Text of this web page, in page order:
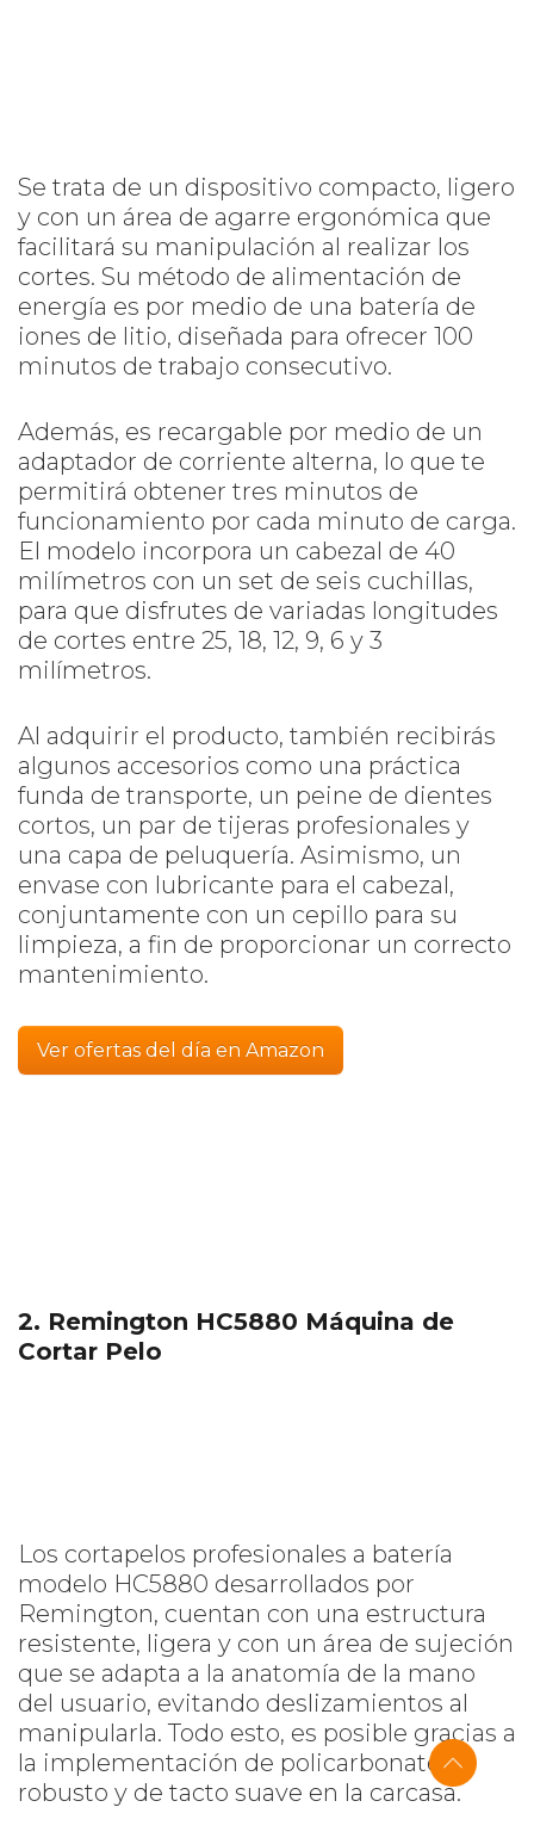
Se trata de un dispositivo compacto, ligero
y con un área de agarre ergonómica que
facilitará su manipulación al realizar los
cortes. Su método de alimentación de
energía es por medio de una batería de
iones de litio, diseñada para ofrecer 100
minutos de trabajo consecutivo.
Además, es recargable por medio de un
adaptador de corriente alterna, lo que te
permitirá obtener tres minutos de
funcionamiento por cada minuto de carga.
El modelo incorpora un cabezal de 40
milímetros con un set de seis cuchillas,
para que disfrutes de variadas longitudes
de cortes entre 25, 18, 12, 9, 6 y 3
milímetros.
Al adquirir el producto, también recibirás
algunos accesorios como una práctica
funda de transporte, un peine de dientes
cortos, un par de tijeras profesionales y
una capa de peluquería. Asimismo, un
envase con lubricante para el cabezal,
conjuntamente con un cepillo para su
limpieza, a fin de proporcionar un correcto
mantenimiento.
Ver ofertas del día en Amazon
2. Remington HC5880 Máquina de
Cortar Pelo
Los cortapelos profesionales a batería
modelo HC5880 desarrollados por
Remington, cuentan con una estructura
resistente, ligera y con un área de sujeción
que se adapta a la anatomía de la mano
del usuario, evitando deslizamientos al
manipularla. Todo esto, es posible gracias a
la implementación de policarbonato
robusto y de tacto suave en la carcasa.